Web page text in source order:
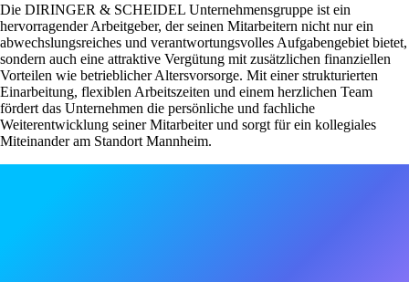
Die DIRINGER & SCHEIDEL Unternehmensgruppe ist ein
hervorragender Arbeitgeber, der seinen Mitarbeitern nicht nur ein
abwechslungsreiches und verantwortungsvolles Aufgabengebiet bietet,
sondern auch eine attraktive Vergütung mit zusätzlichen finanziellen
Vorteilen wie betrieblicher Altersvorsorge. Mit einer strukturierten
Einarbeitung, flexiblen Arbeitszeiten und einem herzlichen Team
fördert das Unternehmen die persönliche und fachliche
Weiterentwicklung seiner Mitarbeiter und sorgt für ein kollegiales
Miteinander am Standort Mannheim.